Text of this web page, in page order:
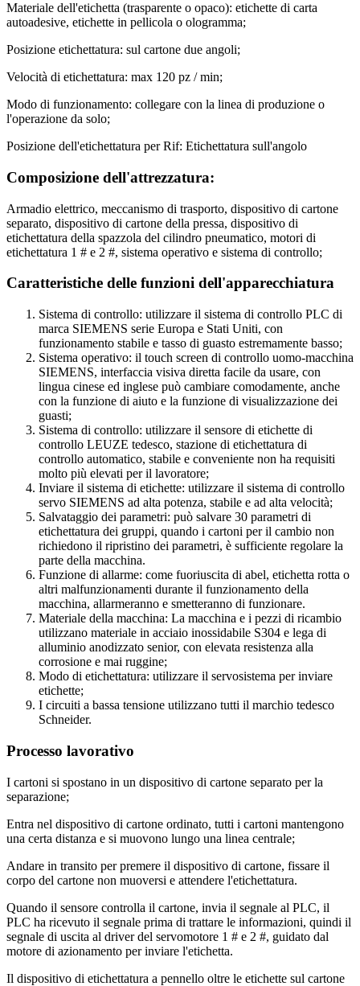
Materiale dell'etichetta (trasparente o opaco): etichette di carta
autoadesive, etichette in pellicola o ologramma;
Posizione etichettatura: sul cartone due angoli;
Velocità di etichettatura: max 120 pz / min;
Modo di funzionamento: collegare con la linea di produzione o
l'operazione da solo;
Posizione dell'etichettatura per Rif: Etichettatura sull'angolo
Composizione dell'attrezzatura:
Armadio elettrico, meccanismo di trasporto, dispositivo di cartone
separato, dispositivo di cartone della pressa, dispositivo di
etichettatura della spazzola del cilindro pneumatico, motori di
etichettatura 1 # e 2 #, sistema operativo e sistema di controllo;
Caratteristiche delle funzioni dell'apparecchiatura
Sistema di controllo: utilizzare il sistema di controllo PLC di
marca SIEMENS serie Europa e Stati Uniti, con
funzionamento stabile e tasso di guasto estremamente basso;
Sistema operativo: il touch screen di controllo uomo-macchina
SIEMENS, interfaccia visiva diretta facile da usare, con
lingua cinese ed inglese può cambiare comodamente, anche
con la funzione di aiuto e la funzione di visualizzazione dei
guasti;
Sistema di controllo: utilizzare il sensore di etichette di
controllo LEUZE tedesco, stazione di etichettatura di
controllo automatico, stabile e conveniente non ha requisiti
molto più elevati per il lavoratore;
Inviare il sistema di etichette: utilizzare il sistema di controllo
servo SIEMENS ad alta potenza, stabile e ad alta velocità;
Salvataggio dei parametri: può salvare 30 parametri di
etichettatura dei gruppi, quando i cartoni per il cambio non
richiedono il ripristino dei parametri, è sufficiente regolare la
parte della macchina.
Funzione di allarme: come fuoriuscita di abel, etichetta rotta o
altri malfunzionamenti durante il funzionamento della
macchina, allarmeranno e smetteranno di funzionare.
Materiale della macchina: La macchina e i pezzi di ricambio
utilizzano materiale in acciaio inossidabile S304 e lega di
alluminio anodizzato senior, con elevata resistenza alla
corrosione e mai ruggine;
Modo di etichettatura: utilizzare il servosistema per inviare
etichette;
I circuiti a bassa tensione utilizzano tutti il marchio tedesco
Schneider.
Processo lavorativo
I cartoni si spostano in un dispositivo di cartone separato per la
separazione;
Entra nel dispositivo di cartone ordinato, tutti i cartoni mantengono
una certa distanza e si muovono lungo una linea centrale;
Andare in transito per premere il dispositivo di cartone, fissare il
corpo del cartone non muoversi e attendere l'etichettatura.
Quando il sensore controlla il cartone, invia il segnale al PLC, il
PLC ha ricevuto il segnale prima di trattare le informazioni, quindi il
segnale di uscita al driver del servomotore 1 # e 2 #, guidato dal
motore di azionamento per inviare l'etichetta.
Il dispositivo di etichettatura a pennello oltre le etichette sul cartone